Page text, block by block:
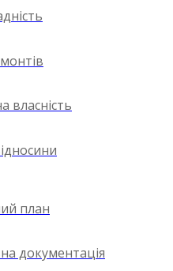
власність
план
документація